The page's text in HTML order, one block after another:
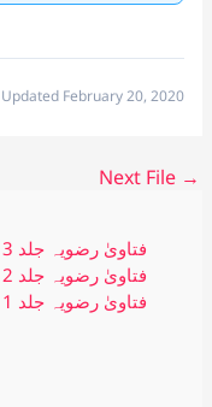
Updated February 20, 2020
Next File →
Fatawa Ridawiyyah Volume 13 فتاویٰ رضویہ جلد
Fatawa Ridawiyyah Volume 12 فتاویٰ رضویہ جلد
Fatawa Ridawiyyah Volume 11 فتاویٰ رضویہ جلد